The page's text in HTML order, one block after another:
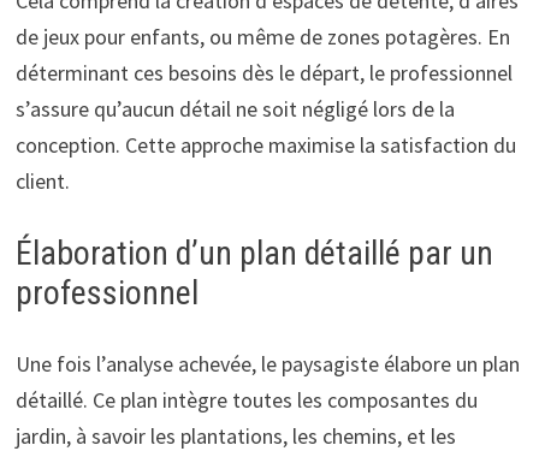
de jeux pour enfants, ou même de zones potagères. En
déterminant ces besoins dès le départ, le professionnel
s’assure qu’aucun détail ne soit négligé lors de la
conception. Cette approche maximise la satisfaction du
client.
Élaboration d’un plan détaillé par un
professionnel
Une fois l’analyse achevée, le paysagiste élabore un plan
détaillé. Ce plan intègre toutes les composantes du
jardin, à savoir les plantations, les chemins, et les